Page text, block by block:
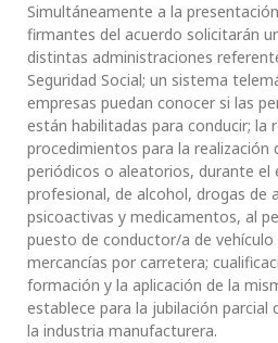
Simultáneamente a la
firmantes del acuerdo solicitarán
distintas administraciones
Seguridad Social; un sistema
empresas puedan conocer si las
están habilitadas para conducir; la
procedimientos para la realización
periódicos o aleatorios, durante el
profesional, de alcohol, drogas de
psicoactivas y medicamentos, al
puesto de conductor/a de
mercancías por carretera;
formación y la aplicación de la
establece para la jubilación
la industria manufacturera.